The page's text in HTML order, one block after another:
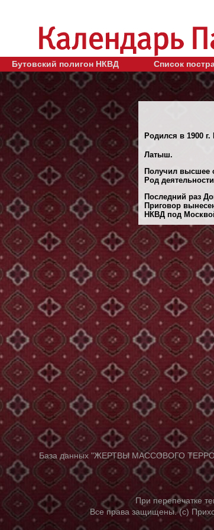
Бутовский полигон НКВД Список
Родился в 1900
Латыш.
Получил высшее
Род
Последний раз
Приговор
НКВД под
База данных "ЖЕРТВЫ МАССОВОГО ТЕРРОРА,
При перепечатке
Все права защищены. (с)